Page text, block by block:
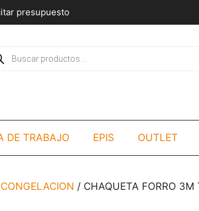
presupuesto
DE TRABAJO EPIS OUTLET
CONGELACION / CHAQUETA FORRO